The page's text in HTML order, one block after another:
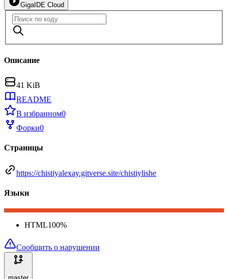
GigaIDE Cloud
Описание
41 KiB
README
В избранном0
Форки0
Страницы
https://chistiyalexay.gitverse.site/chistiylishe
Языки
HTML100%
Сообщить о нарушении